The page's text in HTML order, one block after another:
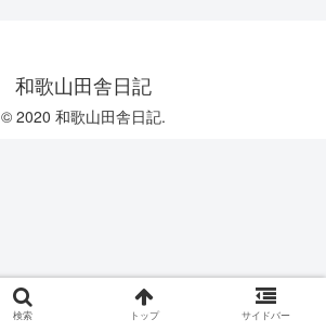
和歌山田舎日記
© 2020 和歌山田舎日記.
検索 トップ サイドバー